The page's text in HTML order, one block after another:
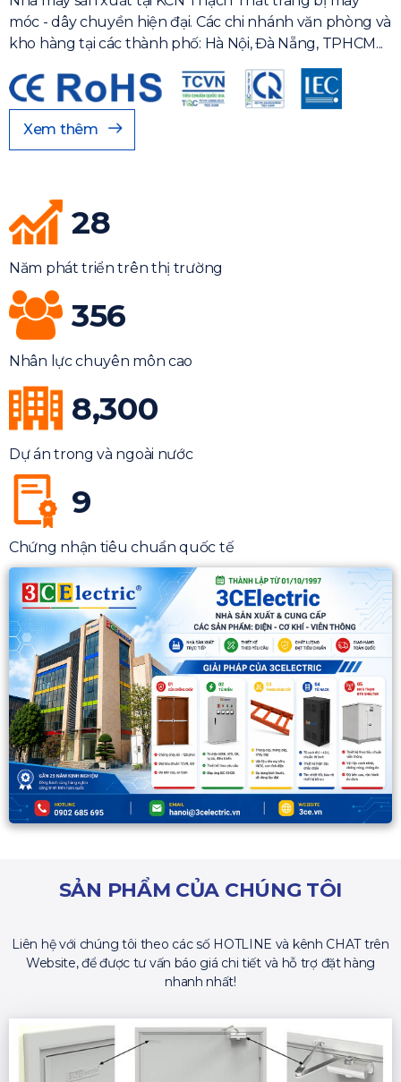
móc - dây chuyền hiện đại. Các chi nhánh văn phòng và
kho hàng tại các thành phố: Hà Nội, Đà Nẵng, TPHCM...
Xem thêm
28
Năm phát triển trên thị trường
356
Nhân lực chuyên môn cao
8,300
Dự án trong và ngoài nước
9
Chứng nhận tiêu chuẩn quốc tế
SẢN PHẨM CỦA CHÚNG TÔI
Liên hệ với chúng tôi theo các số HOTLINE và kênh CHAT trên
Website, để được tư vấn báo giá chi tiết và hỗ trợ đặt hàng
nhanh nhất!